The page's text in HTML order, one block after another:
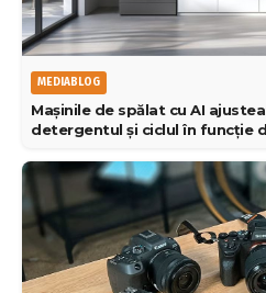
MEDIABLOG
Mașinile de spălat cu AI
detergentul și ciclul în funcție